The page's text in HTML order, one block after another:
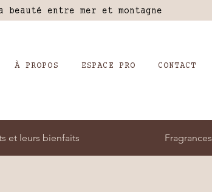
entre mer et montagne
À PROPOS ESPACE PRO CONTACT
et leurs bienfaits Fragrances